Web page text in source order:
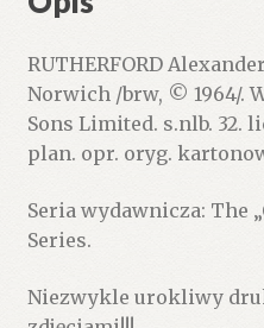
RUTHERFORD
Norwich /brw, © 1964/.
Sons Limited. s.nlb. 32.
plan. opr. oryg.
Seria wydawnicza: The
Series.
Niezwykle urokliwy